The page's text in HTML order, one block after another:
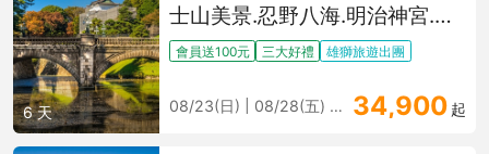
6 天
士山美景.忍野八海.明治神宮.麻
布台之丘.超值東京美食六日
會員送100元 三大好禮 雄獅旅遊出團
08/23(日) | 08/28(五) 更多 34,900 起